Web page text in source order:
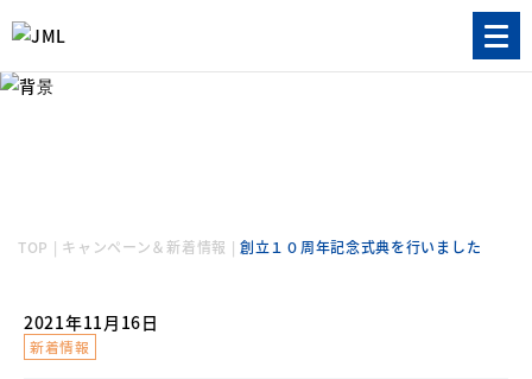
TOP | キャンペーン＆新着情報 |創立１０周年記念式典を行いました
2021年11月16日
新着情報